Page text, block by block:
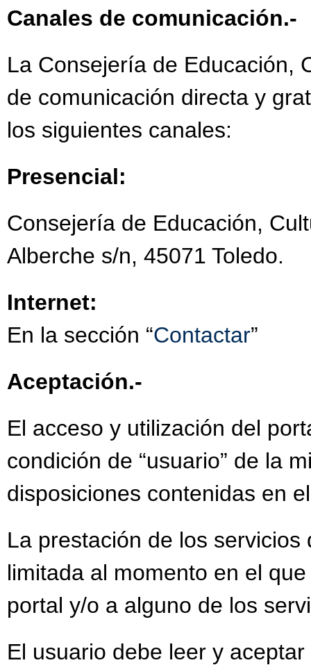
Canales de comunicación.-
La Consejería de Educación,
de comunicación directa y
los siguientes canales:
Presencial:
Consejería de Educación,
Alberche s/n, 45071 Toledo.
Internet:
En la sección “Contactar”
Aceptación.-
El acceso y utilización del
condición de “usuario” de la
disposiciones contenidas en
La prestación de los
limitada al momento en el
portal y/o a alguno de los
El usuario debe leer y